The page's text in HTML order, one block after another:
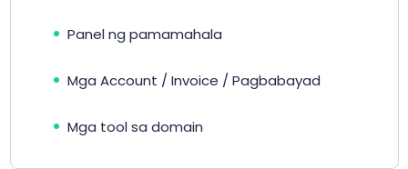
Panel ng pamamahala
Mga Account / Invoice / Pagbabayad
Mga tool sa domain